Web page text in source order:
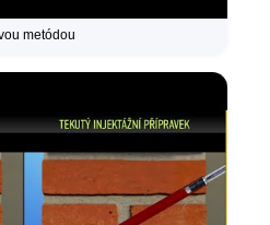
metódou